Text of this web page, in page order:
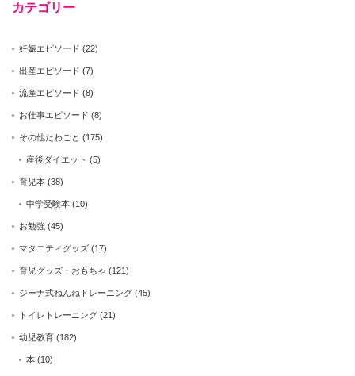
カテゴリー
妊娠エピソード (22)
出産エピソード (7)
流産エピソード (8)
お仕事エピソード (8)
その他たわごと (175)
産後ダイエット (5)
育児本 (38)
中学受験本 (10)
お勉強 (45)
マタニティグッズ (17)
育児グッズ・おもちゃ (121)
ジーナ式ねんねトレーニング (45)
トイレトレーニング (21)
幼児教育 (182)
本 (10)